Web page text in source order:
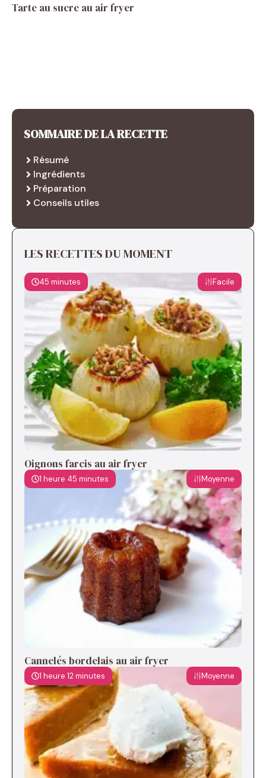
Tarte au sucre au air fryer
SOMMAIRE DE LA RECETTE
Résumé
Ingrédients
Préparation
Conseils utiles
LES RECETTES DU MOMENT
45 minutes Facile
Oignons farcis au air fryer
1 heure 45 minutes Moyenne
Cannelés bordelais au air fryer
1 heure 12 minutes Moyenne